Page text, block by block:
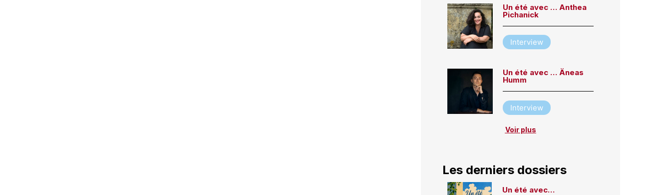
Un été avec … Anthea
Pichanick
Interview
Un été avec … Äneas
Humm
Interview
Voir plus
Les derniers dossiers
Un été avec…